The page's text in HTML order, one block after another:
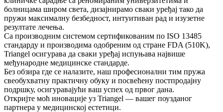
болницама широм света, дизајнирамо сваки уређај тако да
пружи максималну безбедност, интуитиван рад и изузетне
резултате лечења.
Са производним системом сертификованим по ISO 13485
стандарду и производима одобреним од стране FDA (510K),
Triangel осигурава да сваки уређај испуњава највише
међународне медицинске стандарде.
Без обзира где се налазите, наш професионални тим пружа
свеобухватну практичну обуку и посвећену постпродајну
подршку, осигуравајући ваш успех од првог дана.
Откријте моћ иновације уз Triangel — вашег поузданог
партнера у медицинској естетици.